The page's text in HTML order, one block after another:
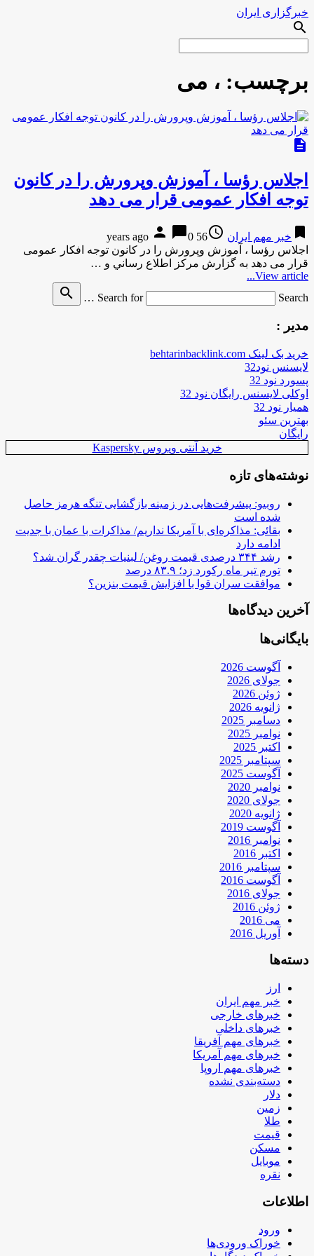
خبرگزاری ایران
search
برچسب: ، می
description
اجلاس رؤسا ، آموزش وپرورش را در کانون
توجه افکار عمومی قرار می دهد
bookmark خبر مهم ایران access_time
56 years ago
person chat_bubble0
اجلاس رؤسا ، آموزش وپرورش را در کانون توجه افکار عمومی
قرار می دهد به گزارش مركز اطلاع رساني و …
View article...
Search for
Search …
search
مدیر :
خرید بک لینک behtarinbacklink.com
لایسنس نود32
پسورد نود 32
اوکلی لایسنس رایگان نود 32
همیار نود 32
بهترین سئو
رایگان
خرید آنتی ویروس Kaspersky
نوشته‌های تازه
روبیو: پیشرفت‌هایی در زمینه بازگشایی تنگه هرمز حاصل
شده است
بقائی: مذاکره‌ای با آمریکا نداریم/ مذاکرات با عمان با جدیت
ادامه دارد
رشد ۳۴۴ درصدی قیمت روغن/ لبنیات چقدر گران شد؟
تورم تیر ماه رکورد زد؛ ۸۳.۹ درصد
موافقت سران قوا با افزایش قیمت بنزین؟
آخرین دیدگاه‌ها
بایگانی‌ها
آگوست 2026
جولای 2026
ژوئن 2026
ژانویه 2026
دسامبر 2025
نوامبر 2025
اکتبر 2025
سپتامبر 2025
آگوست 2025
نوامبر 2020
جولای 2020
ژانویه 2020
آگوست 2019
نوامبر 2016
اکتبر 2016
سپتامبر 2016
آگوست 2016
جولای 2016
ژوئن 2016
می 2016
آوریل 2016
دسته‌ها
ارز
خبر مهم ایران
خبرهای خارجی
خبرهای داخلی
خبرهای مهم آفریقا
خبرهای مهم آمریکا
خبرهای مهم اروپا
دسته‌بندی نشده
دلار
زمین
طلا
قیمت
مسکن
موبایل
نقره
اطلاعات
ورود
خوراک ورودی‌ها